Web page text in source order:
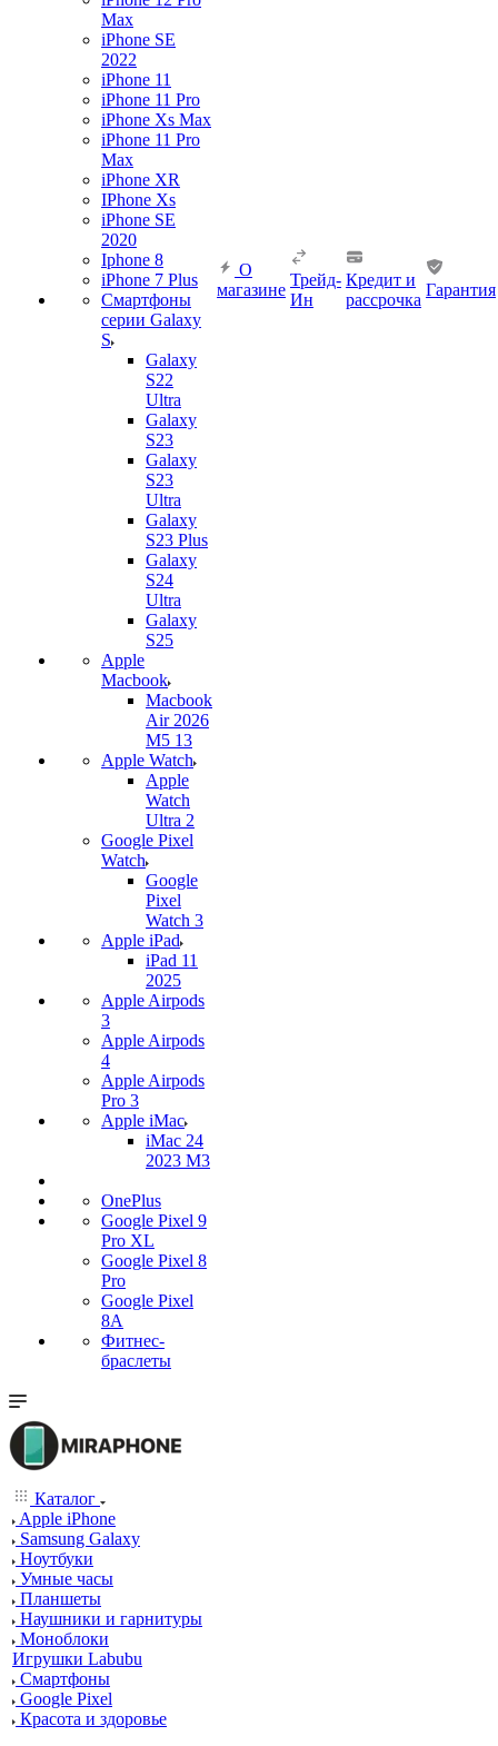
Max
iPhone SE
2022
iPhone 11
iPhone 11 Pro
iPhone Xs Max
iPhone 11 Pro
Max
iPhone XR
IPhone Xs
iPhone SE
2020
Iphone 8
iPhone 7 Plus
Смартфоны
серии Galaxy
S
Galaxy
S22
Ultra
Galaxy
S23
Galaxy
S23
Ultra
Galaxy
S23 Plus
Galaxy
S24
Ultra
Galaxy
S25
Apple
Macbook
Macbook
Air 2026
M5 13
Apple Watch
Apple
Watch
Ultra 2
Google Pixel
Watch
Google
Pixel
Watch 3
Apple iPad
iPad 11
2025
Apple Airpods
3
Apple Airpods
4
Apple Airpods
Pro 3
Apple iMac
iMac 24
2023 M3
OnePlus
Google Pixel 9
Pro XL
Google Pixel 8
Pro
Google Pixel
8A
Фитнес-
браслеты
О
магазине
Трейд-
Ин
Кредит и
рассрочка
Гарантия
Каталог
Apple iPhone
Samsung Galaxy
Ноутбуки
Умные часы
Планшеты
Наушники и гарнитуры
Моноблоки
Игрушки Labubu
Смартфоны
Google Pixel
Красота и здоровье